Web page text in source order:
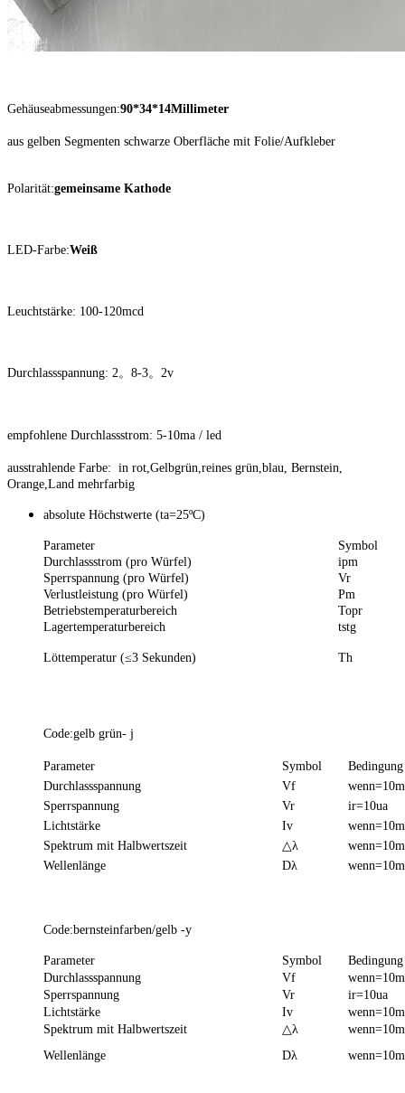
Gehäuseabmessungen:90*34*14Millimeter
aus gelben Segmenten schwarze Oberfläche mit Folie/Aufkleber
Polarität:gemeinsame Kathode
LED-Farbe:Weiß
Leuchtstärke: 100-120mcd
Durchlassspannung: 2。8-3。2v
empfohlene Durchlassstrom: 5-10ma / led
ausstrahlende Farbe: in rot,Gelbgrün,reines grün,blau, Bernstein,
Orange,Land mehrfarbig
absolute Höchstwerte (ta=25ºC)
Parameter
Symbol
Durchlassstrom (pro Würfel)
ipm
Sperrspannung (pro Würfel)
Vr
Verlustleistung (pro Würfel)
Pm
Betriebstemperaturbereich
Topr
Lagertemperaturbereich
tstg
Löttemperatur (≤3 Sekunden) Th
Code:gelb grün- j
Parameter Symbol
Bedingung
Durchlassspannung
Vf
Sperrspannung
Vr
ir=10ua
Lichtstärke
Iv
Spektrum mit Halbwertszeit
△λ
Wellenlänge
Dλ
Code:bernsteinfarben/gelb -y
Parameter Symbol
Bedingung
Durchlassspannung
Vf
Sperrspannung
Vr
ir=10ua
Lichtstärke
Iv
Spektrum mit Halbwertszeit
△λ
Wellenlänge
Dλ